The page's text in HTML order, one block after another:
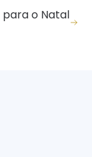
o Natal